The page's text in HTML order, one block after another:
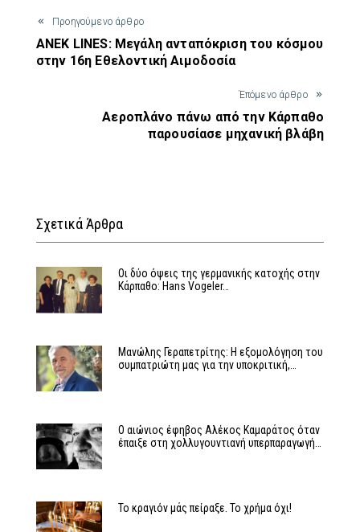
Προηγούμενο άρθρο
ΑΝΕΚ LINES: Μεγάλη ανταπόκριση του κόσμου
στην 16η Εθελοντική Αιμοδοσία
Έπόμενο άρθρο
Αεροπλάνο πάνω από την Κάρπαθο
παρουσίασε μηχανική βλάβη
Σχετικά Άρθρα
Οι δύο όψεις της γερμανικής κατοχής στην
Κάρπαθο: Hans Vogeler…
Μανώλης Γεραπετρίτης: Η εξομολόγηση του
συμπατριώτη μας για την υποκριτική,…
Ο αιώνιος έφηβος Αλέκος Καμαράτος όταν
έπαιξε στη χολλυγουντιανή υπερπαραγωγή…
Το κραγιόν μάς πείραξε. Το χρήμα όχι!